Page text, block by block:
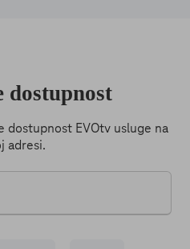
dostupnost EVOtv usluge na
adresi.